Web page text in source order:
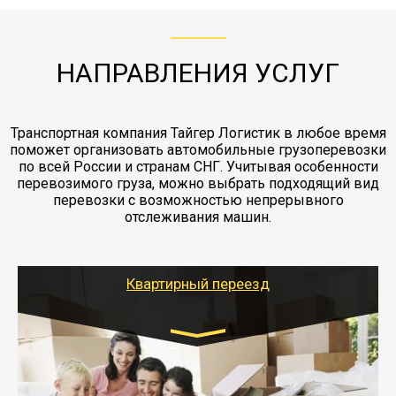
заканчивая выгрузкой в пункте получателя.
НАПРАВЛЕНИЯ УСЛУГ
Транспортная компания Тайгер Логистик в любое время
поможет организовать автомобильные грузоперевозки
по всей России и странам СНГ. Учитывая особенности
перевозимого груза, можно выбрать подходящий вид
перевозки с возможностью непрерывного
отслеживания машин.
Квартирный переезд
Газель: 1,5 и 3 тонны